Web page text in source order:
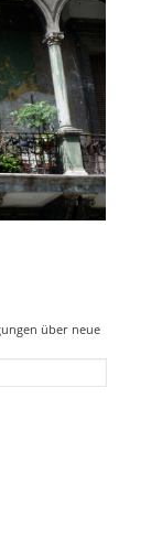
über neue